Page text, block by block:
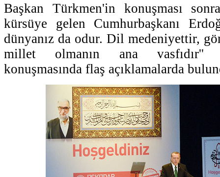
Başkan Türkmen'in konuşması
kürsüye gelen Cumhurbaşkanı
dünyanız da odur. Dil medeniyettir,
millet olmanın ana vasfıdır''
konuşmasında flaş açıklamalarda